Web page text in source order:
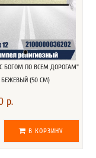
БОГОМ ПО ВСЕМ ДОРОГАМ"
БЕЖЕВЫЙ (50 СМ)
р.
В КОРЗИНУ